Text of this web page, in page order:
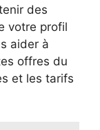
des
votre profil
aider à
offres du
et les tarifs